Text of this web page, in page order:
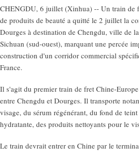
CHENGDU, 6 juillet (Xinhua) -- Un train de
de produits de beauté a quitté le 2 juillet la
Dourges à destination de Chengdu, ville de
Sichuan (sud-ouest), marquant une percée
construction d'un corridor commercial
France.
Il s'agit du premier train de fret Chine-
entre Chengdu et Dourges. Il transporte
visage, du sérum régénérant, du fond de
hydratante, des produits nettoyants pour le
Le train devrait entrer en Chine par le